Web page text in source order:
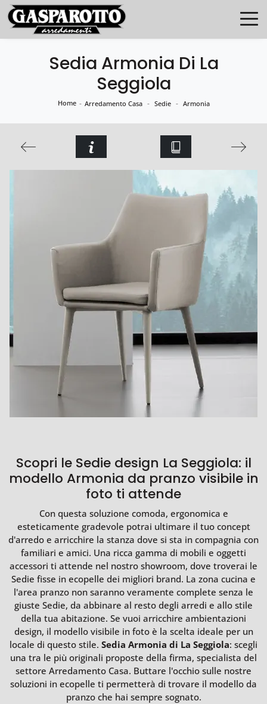
Sedia Armonia Di La
Seggiola
Home - Arredamento Casa - Sedie - Armonia
Scopri le Sedie design La Seggiola: il
modello Armonia da pranzo visibile in
foto ti attende
Con questa soluzione comoda, ergonomica e
esteticamente gradevole potrai ultimare il tuo concept
d'arredo e arricchire la stanza dove si sta in compagnia con
familiari e amici. Una ricca gamma di mobili e oggetti
accessori ti attende nel nostro showroom, dove troverai le
Sedie fisse in ecopelle dei migliori brand. La zona cucina e
l'area pranzo non saranno veramente complete senza le
giuste Sedie, da abbinare al resto degli arredi e allo stile
della tua abitazione. Se vuoi arricchire ambientazioni
design, il modello visibile in foto è la scelta ideale per un
locale di questo stile. Sedia Armonia di La Seggiola: scegli
una tra le più originali proposte della firma, specialista del
settore Arredamento Casa. Buttare l'occhio sulle nostre
soluzioni in ecopelle ti permetterà di trovare il modello da
pranzo che hai sempre sognato.